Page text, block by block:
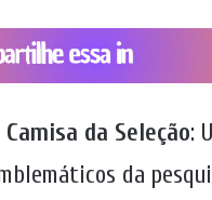
da Seleção:
da